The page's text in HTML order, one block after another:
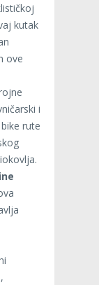
kutak
ove
i
rute